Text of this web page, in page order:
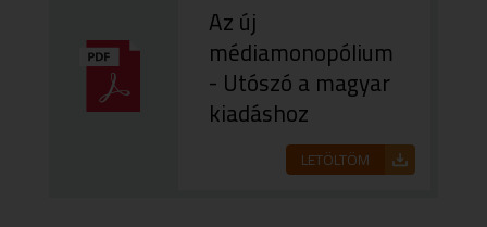
Az új
médiamonopólium
- Utószó a magyar
kiadáshoz
LETÖLTÖM